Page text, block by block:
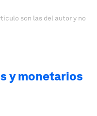
son las del autor y no
y monetarios